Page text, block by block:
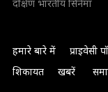
दक्षिण भारतीय सिनेमा
हमारे बारे में प्राइवेसी
शिकायत
खबरें